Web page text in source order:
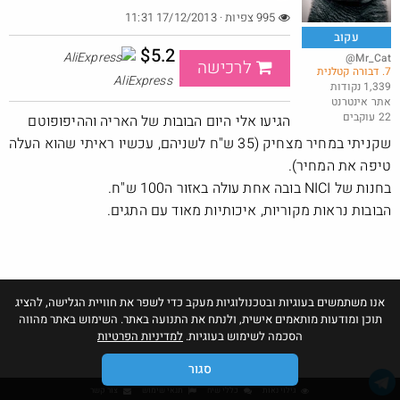
בהצדעה - מתנפחים במחירים טובים+
₪819.0
@dpblog
3· 4 · 357
אנו משתמשים בעוגיות ובטכנולוגיות מעקב כדי לשפר את חוויית הגלישה, להציג
תוכן ומודעות מותאמים אישית, ולנתח את התנועה באתר. השימוש באתר מהווה
הסכמה לשימוש בעוגיות. למדיניות הפרטיות
סגור
עקוב
@Mr_Cat
7. דבורה קטלנית
1,339 נקודות
אתר אינטרנט
22 עוקבים
לרכישה $5.2
AliExpress
הגיעו אלי היום הבובות של האריה וההיפופוטם
שקניתי במחיר מצחיק (35 ש"ח לשניהם, עכשיו ראיתי שהוא העלה
טיפה את המחיר).
בחנות של NICI בובה אחת עולה באזור ה100 ש"ח.
הבובות נראות מקוריות, איכותיות מאוד עם התגים.